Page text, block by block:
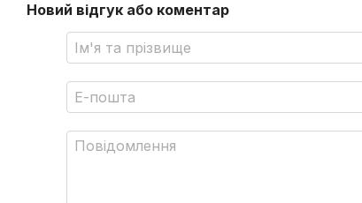
Новий відгук або коментар